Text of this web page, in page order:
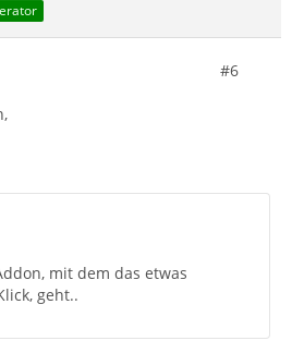
#6
mit dem das etwas
geht..